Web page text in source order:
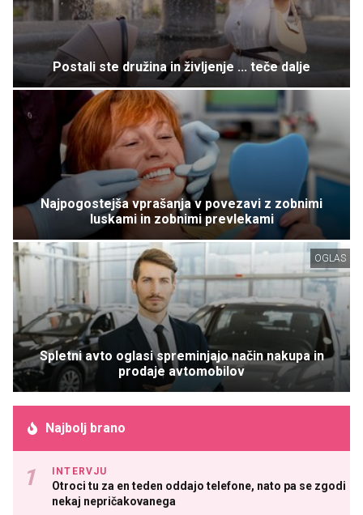
Postali ste družina in življenje ... teče dalje
Najpogostejša vprašanja v povezavi z zobnimi
luskami in zobnimi prevlekami
OGLAS
Spletni avto oglasi spreminjajo način nakupa in
prodaje avtomobilov
Najbolj brano
INTERVJU
Otroci tu za en teden oddajo telefone, nato pa se zgodi
nekaj nepričakovanega